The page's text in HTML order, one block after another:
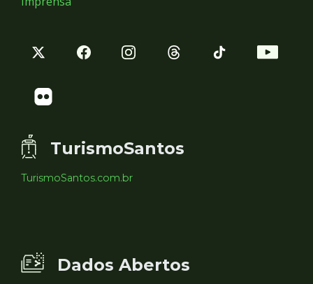
TurismoSantos
TurismoSantos.com.br
Dados Abertos